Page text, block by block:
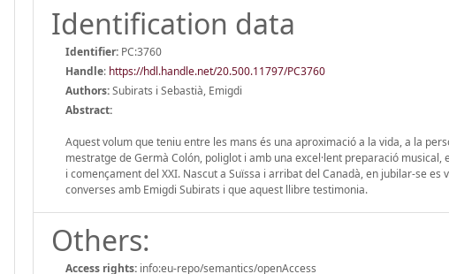
Identification data
Identifier: PC:3760
Handle: https://hdl.handle.net/20.500.11797/PC3760
Authors:Subirats i Sebastià, Emigdi
Abstract:
Aquest volum que teniu entre les mans és una aproximació a la vida, a la
mestratge de Germà Colón, poliglot i amb una excel·lent preparació
i començament del XXI. Nascut a Suïssa i arribat del Canadà, en jubilar-se
converses amb Emigdi Subirats i que aquest llibre testimonia.
Others:
Access rights: info:eu-repo/semantics/openAccess